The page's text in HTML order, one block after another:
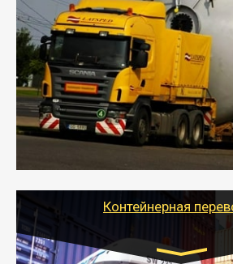
- Перевозка техники и
осуществляется после получения
перевозку (обычно 7-14 дней).
- Тайгер Логистик в короткие
качественно и безопасно
грузы по всей России тралом,
другим транспортом и подобрать
Контейнерная